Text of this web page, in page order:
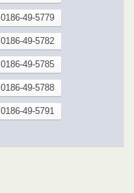
0186-49-5779
0186-49-5782
0186-49-5785
0186-49-5788
0186-49-5791